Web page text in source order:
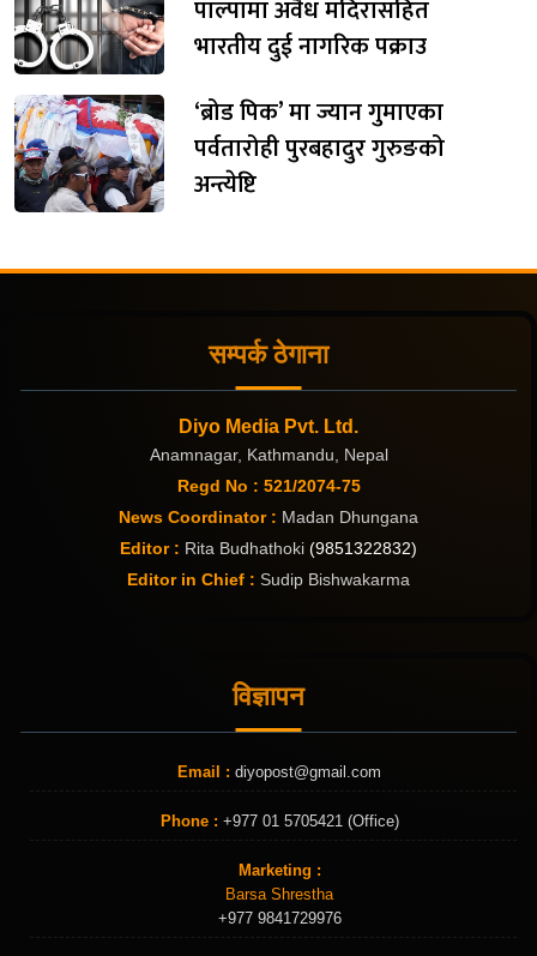
पाल्पामा अवैध मदिरासहित
भारतीय दुई नागरिक पक्राउ
‘ब्रोड पिक’ मा ज्यान गुमाएका
पर्वतारोही पुरबहादुर गुरुङको
अन्त्येष्टि
सम्पर्क ठेगाना
Diyo Media Pvt. Ltd.
Anamnagar, Kathmandu, Nepal
Regd No : 521/2074-75
News Coordinator : Madan Dhungana
Editor : Rita Budhathoki (9851322832)
Editor in Chief : Sudip Bishwakarma
विज्ञापन
Email : diyopost@gmail.com
Phone : +977 01 5705421 (Office)
Marketing :
Barsa Shrestha
+977 9841729976